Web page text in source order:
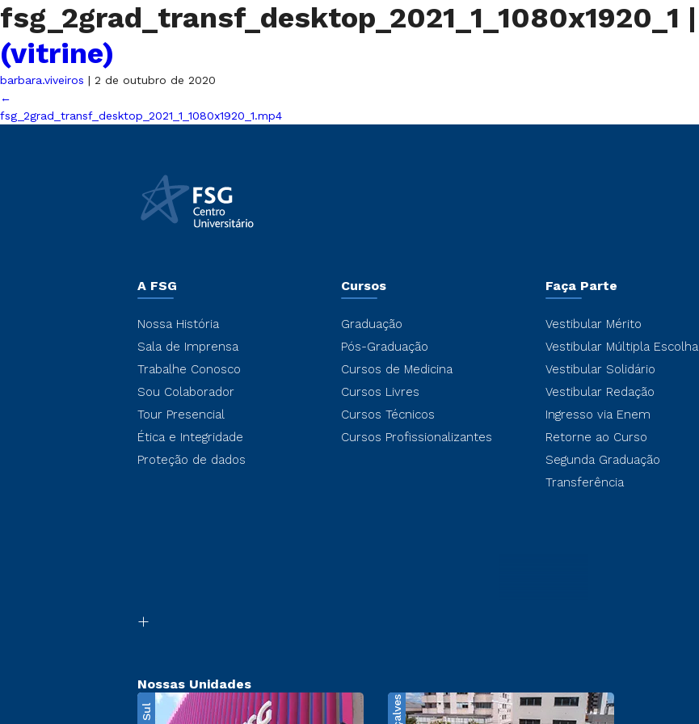
fsg_2grad_transf_desktop_2021_1_1080x1920_1 |
(vitrine)
barbara.viveiros | 2 de outubro de 2020
←
fsg_2grad_transf_desktop_2021_1_1080x1920_1.mp4
A FSG
Nossa História
Sala de Imprensa
Trabalhe Conosco
Sou Colaborador
Tour Presencial
Ética e Integridade
Proteção de dados
Cursos
Graduação
Pós-Graduação
Cursos de Medicina
Cursos Livres
Cursos Técnicos
Cursos Profissionalizantes
Faça Parte
Vestibular Mérito
Vestibular Múltipla Escolha
Vestibular Solidário
Vestibular Redação
Ingresso via Enem
Retorne ao Curso
Segunda Graduação
Transferência
Nossas Unidades